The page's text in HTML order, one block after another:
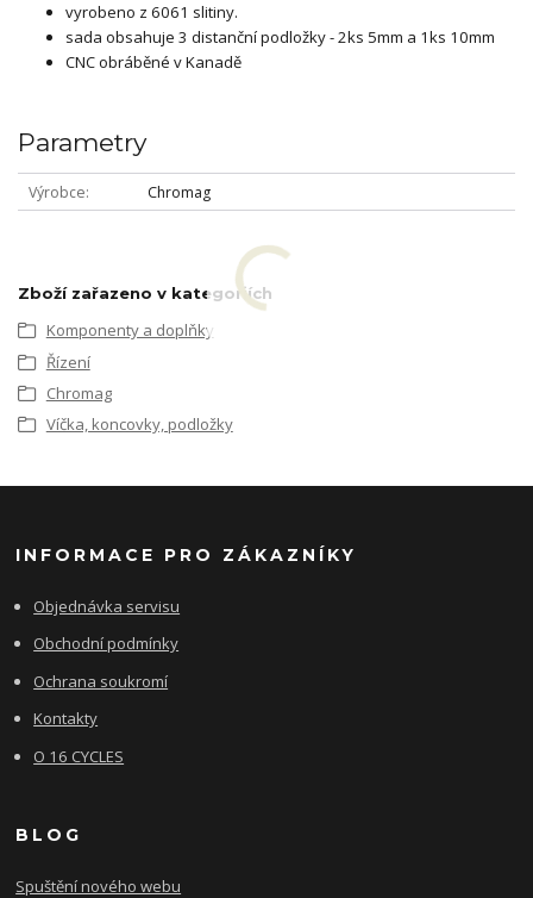
vyrobeno z 6061 slitiny.
sada obsahuje 3 distanční podložky - 2ks 5mm a 1ks 10mm
CNC obráběné v Kanadě
Parametry
Výrobce Chromag
Zboží zařazeno v kategoriích
Komponenty a doplňky
Řízení
Chromag
Víčka, koncovky, podložky
INFORMACE PRO ZÁKAZNÍKY
Objednávka servisu
Obchodní podmínky
Ochrana soukromí
Kontakty
O 16 CYCLES
BLOG
Spuštění nového webu